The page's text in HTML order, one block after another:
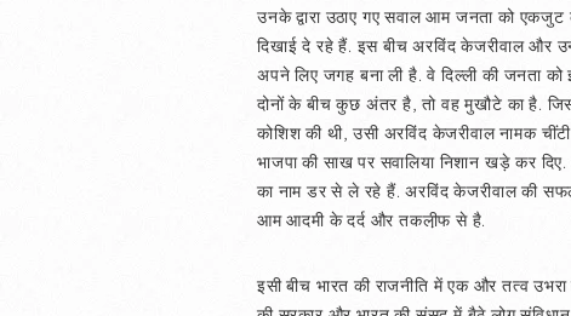
उनके द्वारा उठाए गए सवाल आम जनता को
दिखाई दे रहे हैं. इस बीच अरविंद केजरीवाल और
अपने लिए जगह बना ली है. वे दिल्ली की जनता
दोनों के बीच कुछ अंतर है, तो वह मुखौटे का है.
कोशिश की थी, उसी अरविंद केजरीवाल नामक
भाजपा की साख पर सवालिया निशान खड़े कर
का नाम डर से ले रहे हैं. अरविंद केजरीवाल की
आम आदमी के दर्द और तकली़फ से है.
इसी बीच भारत की राजनीति में एक और तत्व